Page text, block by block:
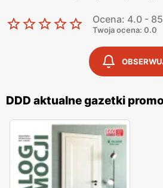
DDD to firma, która oferuje
kategorii wyposażenia wnętrz. DDD
ofertę paneli podłogowych, paneli
inne akcesoria. Firma zapewnia
gwarancją. Montaż oferowany przez
DD - katalogi i gazetki promocyjne
DDD posiada własne katalogi, które
cykliczne. W katalogach są
Ocena: 4.0 -
Twoja ocena: 0.0
DDD aktualne gazetki